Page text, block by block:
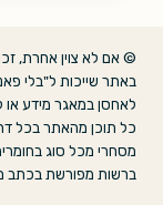
© אם לא צוין אחרת,
באתר שייכות ל"בלי
לאחסן במאגר מידע או
כל תוכן מהאתר בכל
מסחרי מכל סוג
ברשות מפורשת בכתב מבעלי